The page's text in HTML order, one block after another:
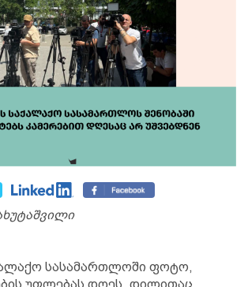
სასამართლოში ფოტო,